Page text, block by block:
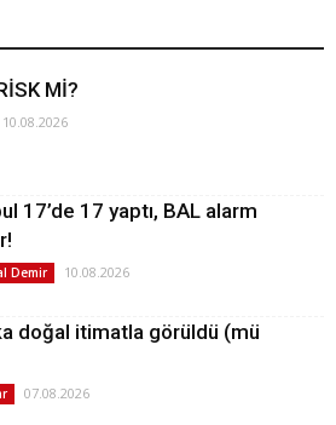
Mİ?
10.08.2026
17’de 17 yaptı, BAL alarm
Demir 10.08.2026
doğal itimatla görüldü (mü
07.08.2026